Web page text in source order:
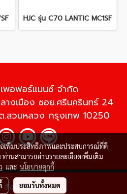
สั่งซื้อสินค้า
HJC รุ่น C70 LANTIC MC1SF
พอฟอร์แมนซ์ จำกัด
างเมือง ซอย.ศรีนครินทร์ 24
.สวนหลวง กรุงเทพ 10250
All Rights Reserved
อเพิ่มประสิทธิภาพและประสบการณ์ที่ดี
ท่านสามารถอ่านรายละเอียดเพิ่มเติม
และ นโยบายคุกกี้
ยอมรับทั้งหมด